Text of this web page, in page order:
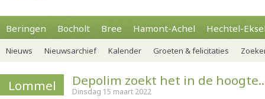
Beringen Bocholt Bree Hamont-Achel Hechtel-
Nieuws Nieuwsarchief Kalender Groeten & felicitaties
Lommel Depolim zoekt het in de
Dinsdag 15 maart 2022